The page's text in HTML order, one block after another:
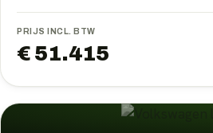
PRIJS INCL. BTW
€ 51.415